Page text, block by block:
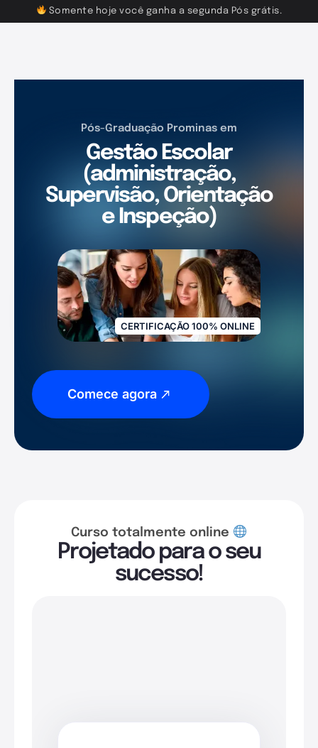
Somente hoje você ganha a segunda Pós grátis.
Pós-Graduação Prominas em
Gestão Escolar
(administração,
Supervisão, Orientação
e Inspeção)
CERTIFICAÇÃO 100% ONLINE
Comece agora
Curso totalmente online
Projetado para o seu
sucesso!